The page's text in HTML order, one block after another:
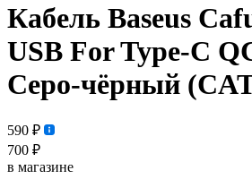
Кабель Baseus
USB For Type-C
Серо-чёрный
590 ₽
700 ₽
в магазине